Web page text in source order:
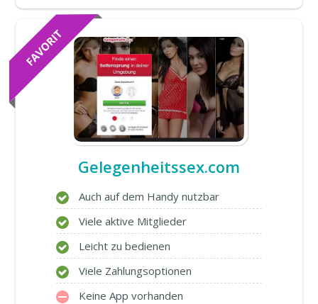
Gelegenheitssex.com
Auch auf dem Handy nutzbar
Viele aktive Mitglieder
Leicht zu bedienen
Viele Zahlungsoptionen
Keine App vorhanden